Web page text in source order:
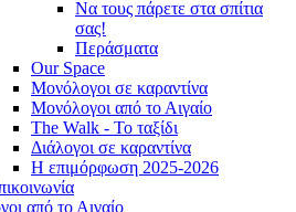
Να τους πάρετε στα σπίτια
σας!
Περάσματα
Our Space
Μονόλογοι σε καραντίνα
Μονόλογοι από το Αιγαίο
The Walk - Το ταξίδι
Διάλογοι σε καραντίνα
Η επιμόρφωση 2025-2026
από το Αιγαίο